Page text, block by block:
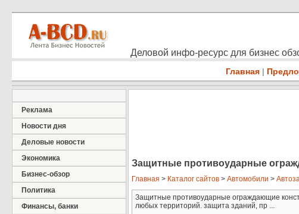
Деловой инфо-ресурс для бизнес
Главная |
Реклама
Новости дня
Деловые новости
Экономика
Бизнес-обзор
Политика
Финансы, банки
Защитные противоударные
Главная > Каталог сайтов > Автомобили >
Защитные противоударные ограждающие
любых территорий. защита зданий, пр ...